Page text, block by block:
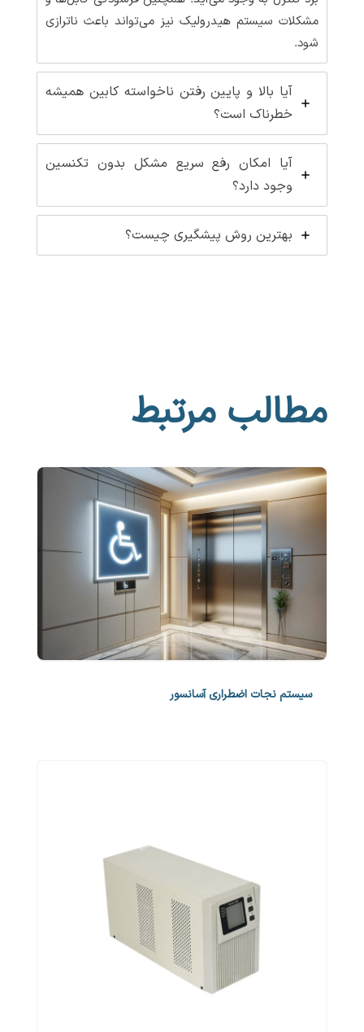
مشکلات سیستم هیدرولیک نیز می‌تواند باعث ناترازی
شود.
آیا بالا و پایین رفتن ناخواسته کابین همیشه
خطرناک است؟
آیا امکان رفع سریع مشکل بدون تکنسین
وجود دارد؟
بهترین روش پیشگیری چیست؟
مطالب مرتبط
سیستم نجات اضطراری آسانسور